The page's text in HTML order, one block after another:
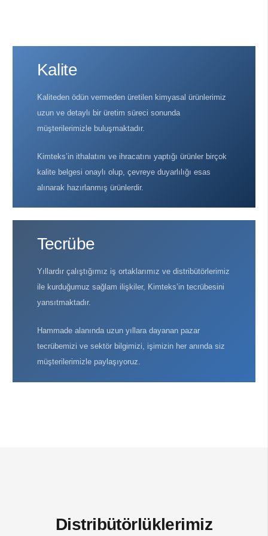
Kalite
Kaliteden ödün vermeden üretilen kimyasal ürünlerimiz
uzun ve detaylı bir üretim süreci sonunda
müşterilerimizle buluşmaktadır.
Kimteks’in ithalatını ve ihracatını yaptığı ürünler birçok
kalite belgesi onaylı olup, çevreye duyarlılığı esas
alınarak hazırlanmış ürünlerdir.
Tecrübe
Yıllardır çalıştığımız iş ortaklarımız ve distribütörlerimiz
ile kurduğumuz sağlam ilişkiler, Kimteks’in tecrübesini
yansıtmaktadır.
Hammade alanında uzun yıllara dayanan pazar
tecrübemizi ve sektör bilgimizi, işimizin her anında siz
müşterilerimizle paylaşıyoruz.
Distribütörlüklerimiz